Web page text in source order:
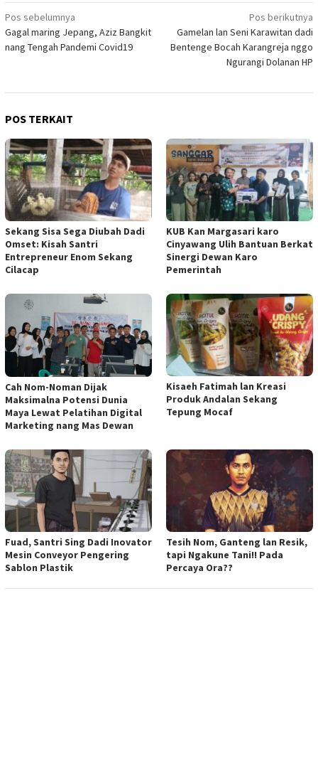
Navigasi
pos
Pos sebelumnya
Gagal maring Jepang, Aziz Bangkit
nang Tengah Pandemi Covid19
Pos berikutnya
Gamelan lan Seni Karawitan dadi
Bentenge Bocah Karangreja nggo
Ngurangi Dolanan HP
POS TERKAIT
Sekang Sisa Sega Diubah Dadi
Omset: Kisah Santri
Entrepreneur Enom Sekang
Cilacap
KUB Kan Margasari karo
Cinyawang Ulih Bantuan Berkat
Sinergi Dewan Karo
Pemerintah
Cah Nom-Noman Dijak
Maksimalna Potensi Dunia
Maya Lewat Pelatihan Digital
Marketing nang Mas Dewan
Kisaeh Fatimah lan Kreasi
Produk Andalan Sekang
Tepung Mocaf
Fuad, Santri Sing Dadi Inovator
Mesin Conveyor Pengering
Sablon Plastik
Tesih Nom, Ganteng lan Resik,
tapi Ngakune Tani!! Pada
Percaya Ora??